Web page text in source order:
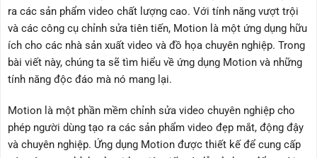
ra các sản phẩm video chất lượng cao. Với tính năng vượt trội
và các công cụ chỉnh sửa tiên tiến, Motion là một ứng dụng hữu
ích cho các nhà sản xuất video và đồ họa chuyên nghiệp. Trong
bài viết này, chúng ta sẽ tìm hiểu về ứng dụng Motion và những
tính năng độc đáo mà nó mang lại.
Motion là một phần mềm chỉnh sửa video chuyên nghiệp cho
phép người dùng tạo ra các sản phẩm video đẹp mắt, động đậy
và chuyên nghiệp. Ứng dụng Motion được thiết kế để cung cấp